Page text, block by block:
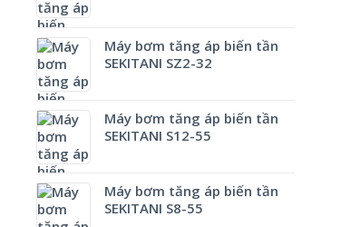
Máy bơm tăng áp biến tần
SEKITANI SZ2-32
Máy bơm tăng áp biến tần
SEKITANI S12-55
Máy bơm tăng áp biến tần
SEKITANI S8-55